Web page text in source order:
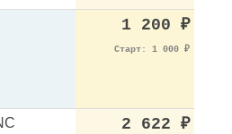
1 200 ₽
Старт: 1 000 ₽
2 622 ₽